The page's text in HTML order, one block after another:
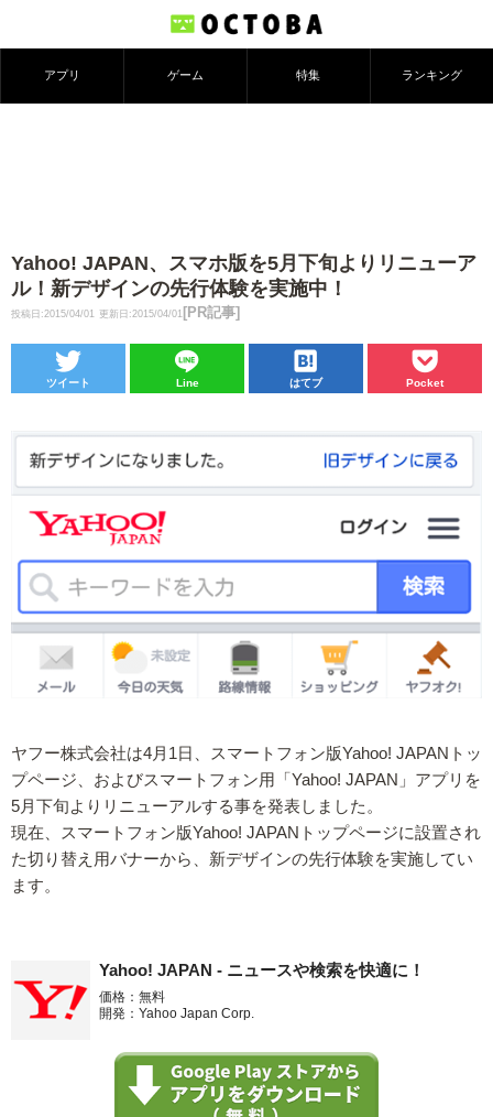
アプリ ゲーム 特集 ランキング
Yahoo! JAPAN、スマホ版を5月下旬よりリニューア
ル！新デザインの先行体験を実施中！
投稿日:2015/04/01 更新日:2015/04/01 [PR記事]
ツイート Line はてブ Pocket
ヤフー株式会社は4月1日、スマートフォン版Yahoo! JAPANトッ
プページ、およびスマートフォン用「Yahoo! JAPAN」アプリを
5月下旬よりリニューアルする事を発表しました。
現在、スマートフォン版Yahoo! JAPANトップページに設置され
た切り替え用バナーから、新デザインの先行体験を実施してい
ます。
Yahoo! JAPAN - ニュースや検索を快適に！
価格：無料
開発：Yahoo Japan Corp.